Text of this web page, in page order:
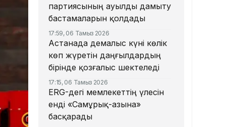
партиясының ауылды дамыту
бастамаларын қолдады
17:59, 06 Тамыз 2026
Астанада демалыс күні көлік
көп жүретін даңғылдардың
бірінде қозғалыс шектеледі
17:15, 06 Тамыз 2026
ERG-дегі мемлекеттің үлесін
енді «Самұрық-Қазына»
басқарады